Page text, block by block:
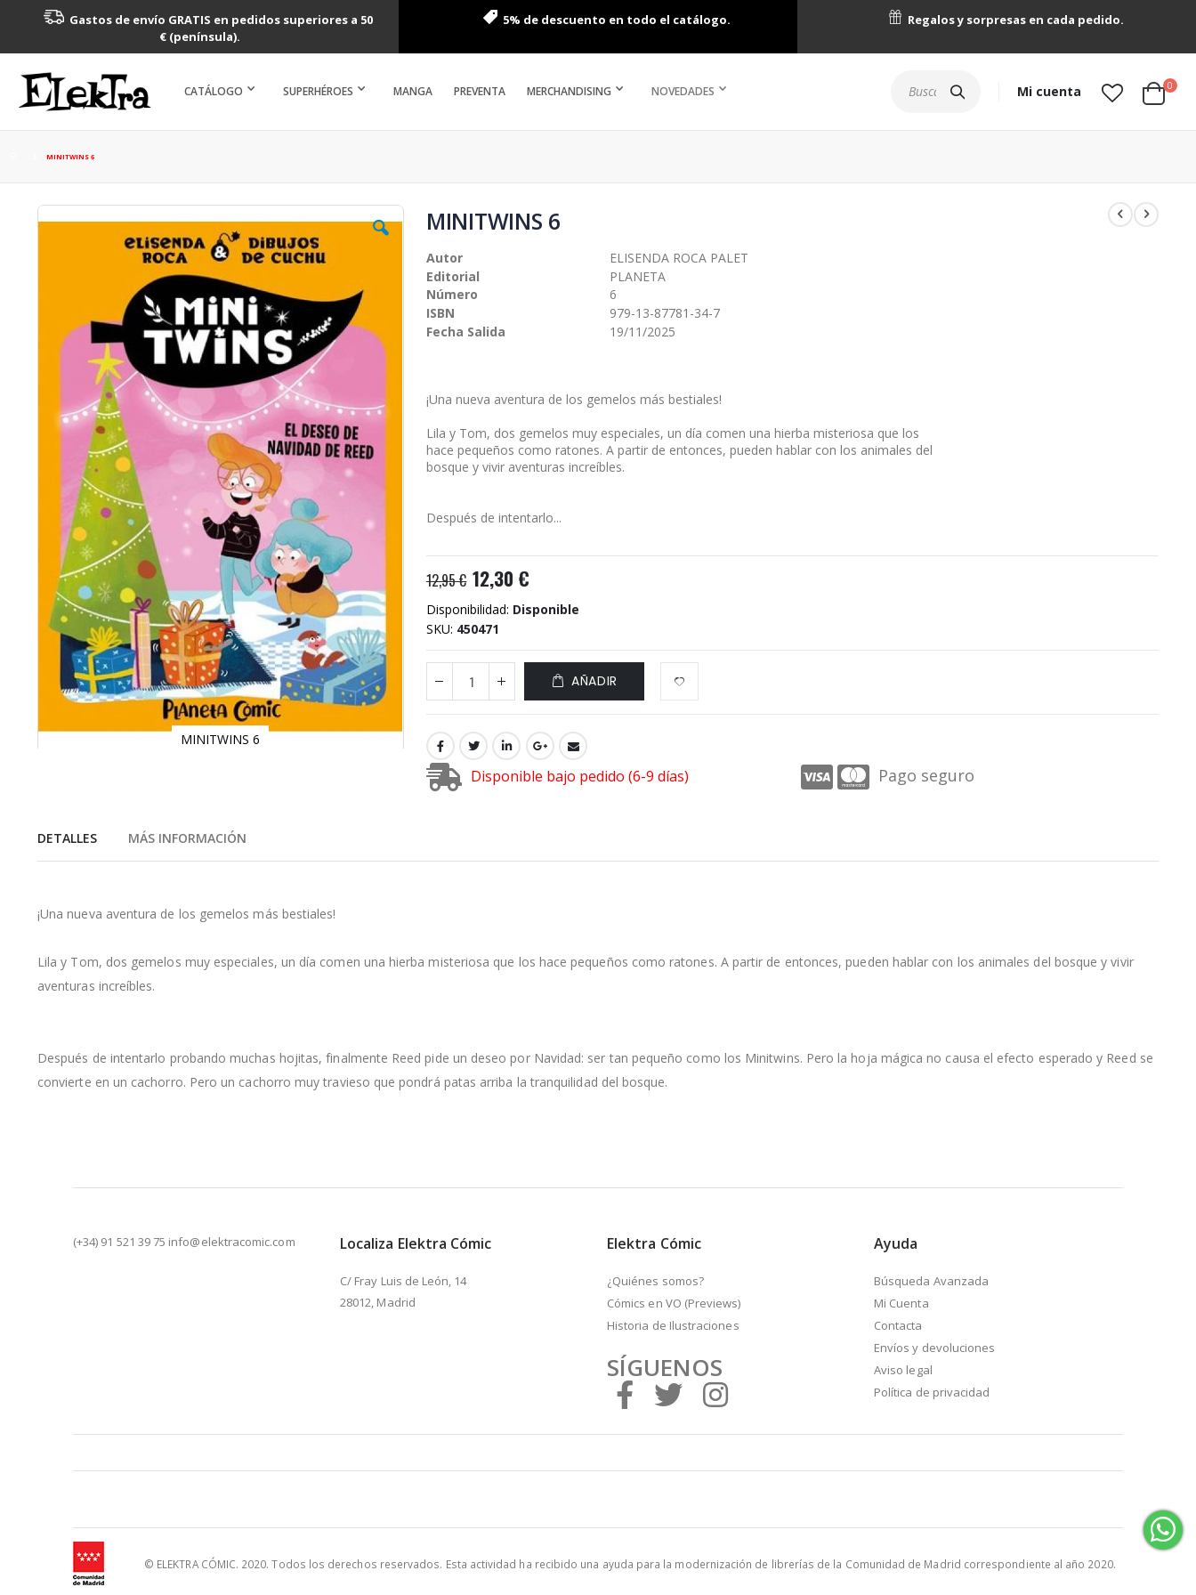
Gastos de envío GRATIS en pedidos superiores a 50
€ (península).
5% de descuento en todo el catálogo. Regalos y sorpresas en cada pedido.
CATÁLOGO SUPERHÉROES MANGA PREVENTA MERCHANDISING NOVEDADES Mi cuenta Cart
0
MINITWINS 6
Saltar
imágenes
MINITWINS 6
galería
de
MINITWINS 6
Autor
ELISENDA ROCA PALET
Editorial
PLANETA
Número
6
ISBN
979-13-87781-34-7
Fecha Salida
19/11/2025
¡Una nueva aventura de los gemelos más bestiales!
Lila y Tom, dos gemelos muy especiales, un día comen una hierba misteriosa que los
hace pequeños como ratones. A partir de entonces, pueden hablar con los animales del
bosque y vivir aventuras increíbles.
Después de intentarlo...
12,95 € 12,30 €
Disponibilidad: Disponible
SKU 450471
AÑADIR
Disponible bajo pedido (6-9 días) Pago seguro
DETALLES
¡Una nueva aventura de los gemelos más bestiales!
Lila y Tom, dos gemelos muy especiales, un día comen una hierba misteriosa que los hace pequeños como ratones. A partir de entonces, pueden hablar con los animales del bosque y vivir
aventuras increíbles.
Después de intentarlo probando muchas hojitas, finalmente Reed pide un deseo por Navidad: ser tan pequeño como los Minitwins. Pero la hoja mágica no causa el efecto esperado y Reed se
convierte en un cachorro. Pero un cachorro muy travieso que pondrá patas arriba la tranquilidad del bosque.
MÁS INFORMACIÓN
(+34) 91 521 39 75 info@elektracomic.com Localiza Elektra Cómic
C/ Fray Luis de León, 14
28012, Madrid
Elektra Cómic
¿Quiénes somos?
Cómics en VO (Previews)
Historia de Ilustraciones
SÍGUENOS
Ayuda
Búsqueda Avanzada
Mi Cuenta
Contacta
Envíos y devoluciones
Aviso legal
Política de privacidad
© ELEKTRA CÓMIC. 2020. Todos los derechos reservados. Esta actividad ha recibido una ayuda para la modernización de librerías de la Comunidad de Madrid correspondiente al año 2020.